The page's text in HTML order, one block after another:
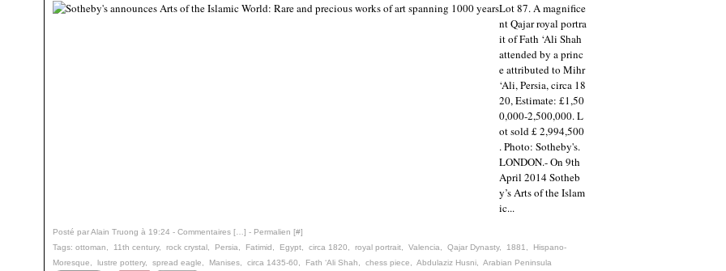
Lot 87. A magnifice
nt Qajar royal portra
it of Fath ‘Ali Shah
attended by a princ
e attributed to Mihr
‘Ali, Persia, circa 18
20, Estimate: £1,50
0,000-2,500,000. L
ot sold £ 2,994,500
. Photo: Sotheby's.
LONDON.- On 9th
April 2014 Sotheb
y’s Arts of the Islam
ic...
Posté par Alain Truong à 19:24 - Commentaires [ ] - Permalien [#]
Tags: ottoman 11th century, rock crystal Persia Fatimid Egypt circa 1820 royal portrait Valencia Qajar Dynasty, 1881
Hispano-
Moresque
lustre pottery, spread eagle Manises circa 1435-60 Fath ‘Ali Shah chess piece Abdulaziz Husni Arabian Peninsula